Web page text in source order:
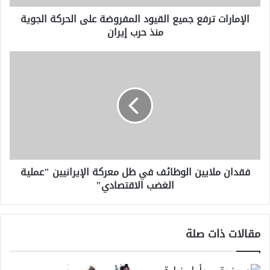
منذ
حرب
الإمارات ترفع جميع القيود المفروضة على الحركة الجوية
منذ حرب إيران
الغضب
الاقتصادي"
فقدان ملايين الوظائف في ظل معركة الإيرانيين "عملية
الغضب الاقتصادي"
مقالات ذات صلة